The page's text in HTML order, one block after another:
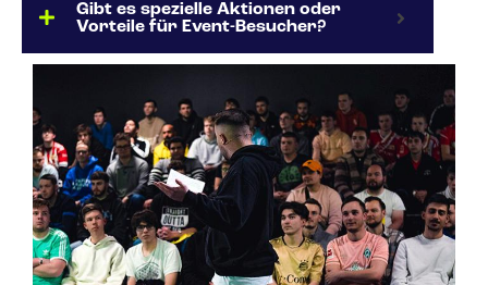
Gibt es spezielle Aktionen oder
Vorteile für Event-Besucher?